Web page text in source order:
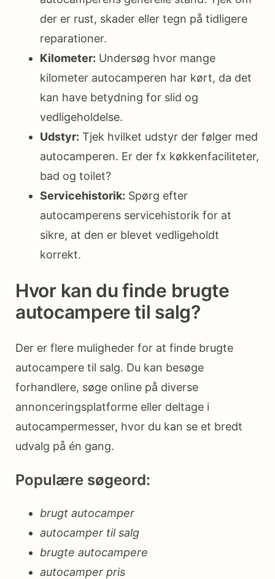
der er rust, skader eller tegn på tidligere
reparationer.
Kilometer: Undersøg hvor mange
kilometer autocamperen har kørt, da det
kan have betydning for slid og
vedligeholdelse.
Udstyr: Tjek hvilket udstyr der følger med
autocamperen. Er der fx køkkenfaciliteter,
bad og toilet?
Servicehistorik: Spørg efter
autocamperens servicehistorik for at
sikre, at den er blevet vedligeholdt
korrekt.
Hvor kan du finde brugte
autocampere til salg?
Der er flere muligheder for at finde brugte
autocampere til salg. Du kan besøge
forhandlere, søge online på diverse
annonceringsplatforme eller deltage i
autocampermesser, hvor du kan se et bredt
udvalg på én gang.
Populære søgeord:
brugt autocamper
autocamper til salg
brugte autocampere
autocamper pris